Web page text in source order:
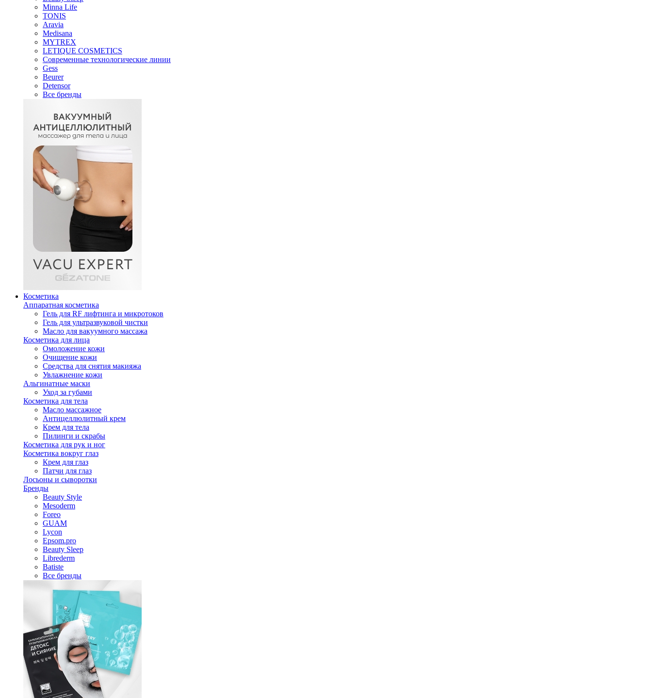
Minna Life
TONIS
Aravia
Medisana
MYTREX
LETIQUE COSMETICS
Современные технологические линии
Gess
Beurer
Detensor
Все бренды
Косметика
Аппаратная косметика
Гель для RF лифтинга и микротоков
Гель для ультразвуковой чистки
Масло для вакуумного массажа
Косметика для лица
Омоложение кожи
Очищение кожи
Средства для снятия макияжа
Увлажнение кожи
Альгинатные маски
Уход за губами
Косметика для тела
Масло массажное
Антицеллюлитный крем
Крем для тела
Пилинги и скрабы
Косметика для рук и ног
Косметика вокруг глаз
Крем для глаз
Патчи для глаз
Лосьоны и сыворотки
Бренды
Beauty Style
Mesoderm
Foreo
GUAM
Lycon
Epsom.pro
Beauty Sleep
Librederm
Batiste
Все бренды